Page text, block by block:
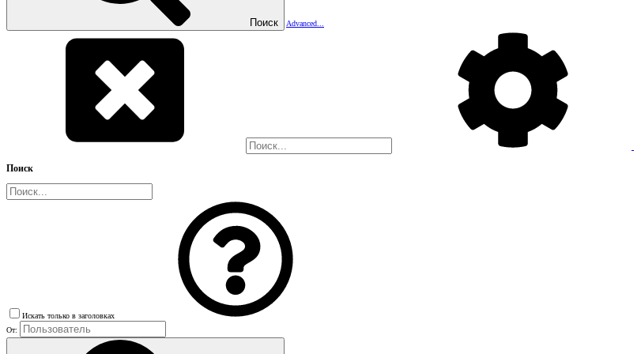
Поиск Advanced...
Поиск
Искать только в заголовках
От: